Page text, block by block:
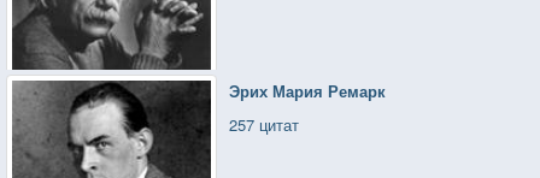
Эрих Мария Ремарк
257 цитат